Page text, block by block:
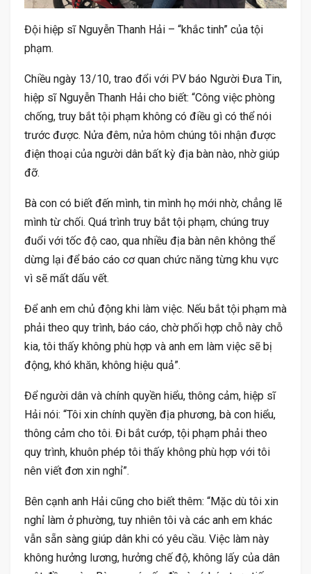
Đội hiệp sĩ Nguyễn Thanh Hải – “khắc tinh” của tội
phạm.
Chiều ngày 13/10, trao đổi với PV báo Người Đưa Tin,
hiệp sĩ Nguyễn Thanh Hải cho biết: “Công việc phòng
chống, truy bắt tội phạm không có điều gì có thể nói
trước được. Nửa đêm, nửa hôm chúng tôi nhận được
điện thoại của người dân bất kỳ địa bàn nào, nhờ giúp
đỡ.
Bà con có biết đến mình, tin mình họ mới nhờ, chẳng lẽ
mình từ chối. Quá trình truy bắt tội phạm, chúng truy
đuổi với tốc độ cao, qua nhiều địa bàn nên không thể
dừng lại để báo cáo cơ quan chức năng từng khu vực
vì sẽ mất dấu vết.
Để anh em chủ động khi làm việc. Nếu bắt tội phạm mà
phải theo quy trình, báo cáo, chờ phối hợp chỗ này chỗ
kia, tôi thấy không phù hợp và anh em làm việc sẽ bị
động, khó khăn, không hiệu quả”.
Để người dân và chính quyền hiểu, thông cảm, hiệp sĩ
Hải nói: “Tôi xin chính quyền địa phương, bà con hiểu,
thông cảm cho tôi. Đi bắt cướp, tội phạm phải theo
quy trình, khuôn phép tôi thấy không phù hợp với tôi
nên viết đơn xin nghỉ”.
Bên cạnh anh Hải cũng cho biết thêm: “Mặc dù tôi xin
nghỉ làm ở phường, tuy nhiên tôi và các anh em khác
vẫn sẵn sàng giúp dân khi có yêu cầu. Việc làm này
không hưởng lương, hưởng chế độ, không lấy của dân